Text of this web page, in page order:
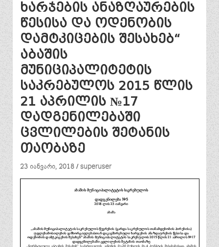
ხარჯების ანაზღაურების
წესისა და ოდენობის
დამტკიცების შესახებ“
აბაშის
მუნიციპალიტეტის
საკრებულოს 2015 წლის
21 აპრილის №17
დადგენილებაში
ცვლილების შეტანის
თაობაზე
23 იანვარი, 2018 superuser